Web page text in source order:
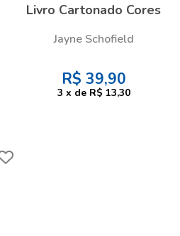
Livro Cartonado Cores
Jayne Schofield
R$ 39,90
3 x de R$ 13,30